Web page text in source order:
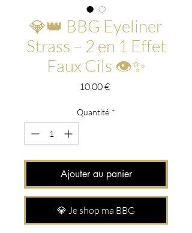
💎👑 BBG Eyeliner
Strass – 2 en 1 Effet
Faux Cils 👁️✨
10,00 €Prix
Quantité *
Ajouter au panier
💎 Je shop ma BBG